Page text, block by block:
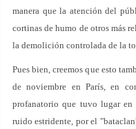
manera que la atención del
cortinas de humo de otros más
la demolición controlada de la
Pues bien, creemos que esto
de noviembre en París, en
profanatorio que tuvo lugar en
ruido estridente, por el